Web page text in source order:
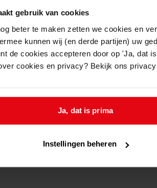
gebruik van cookies
beter te maken zetten we cookies en
kunnen wij (en derde partijen) uw
de cookies accepteren door op 'Ja, dat
cookies en privacy? Bekijk ons
Ja, dat is prima
Instellingen beheren
1977